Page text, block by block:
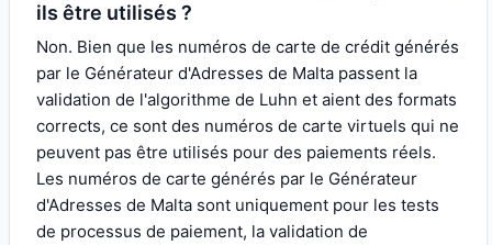
ils être utilisés ?
Non. Bien que les numéros de carte de crédit générés
par le Générateur d'Adresses de Malta passent la
validation de l'algorithme de Luhn et aient des formats
corrects, ce sont des numéros de carte virtuels qui ne
peuvent pas être utilisés pour des paiements réels.
Les numéros de carte générés par le Générateur
d'Adresses de Malta sont uniquement pour les tests
de processus de paiement, la validation de